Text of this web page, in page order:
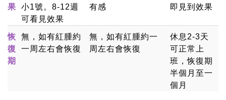
果
小1號。8-12週
可看見效果
有感
即見到效果
恢
復
期
無，如有紅腫約
一周左右會恢復
無，如有紅腫約一
周左右會恢復
休息2-3天
可正常上
班，恢復期
半個月至一
個月